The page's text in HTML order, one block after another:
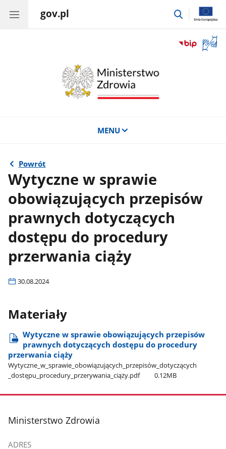
gov.pl
przejdź
okno
MENU
Powrót
Wytyczne w sprawie
obowiązujących przepisów
prawnych dotyczących
dostępu do procedury
przerwania ciąży
30.08.2024
Materiały
Wytyczne w sprawie obowiązujących przepisów
prawnych dotyczących dostępu do procedury
przerwania ciąży
Wytyczne​_w​_sprawie​_obowiązujących​_przepisów​_dotyczących​
_dostępu​_procedury​_przerywania​_ciąży.pdf
0.12MB
stopka
Ministerstwo Zdrowia
ADRES